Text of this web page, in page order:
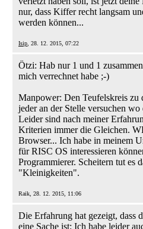
nur, dass Kiffer recht langsam
werden können...
Isip , 28. 12. 2015, 07:22
Ötzi: Hab nur 1 und 1
mich verrechnet habe ;-)
Manpower: Den Teufelskreis zu
jeder an der Stelle versuchen
Leider sind nach meiner
Kriterien immer die Gleichen.
Browser... Ich habe in meinem
für RISC OS interessieren
Programmierer. Scheitern tut es
"Kleinigkeiten".
Raik, 28. 12. 2015, 11:06
Die Erfahrung hat gezeigt, dass
eine Sache ist: Ich habe leider